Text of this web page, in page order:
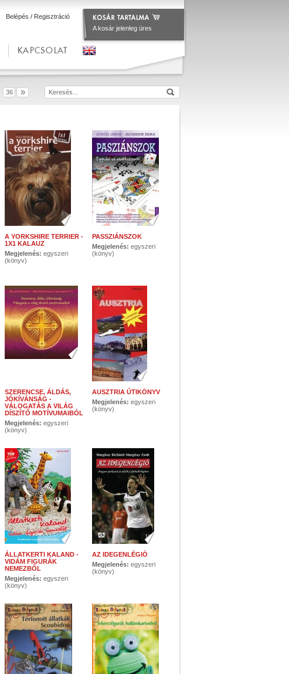
Belépés / Regisztráció
A kosár jelenleg üres
KAPCSOLAT
36 »
A YORKSHIRE TERRIER -
1X1 KALAUZ
Megjelenés: egyszeri
(könyv)
PASSZIÁNSZOK
Megjelenés: egyszeri
(könyv)
SZERENCSE, ÁLDÁS,
JÓKÍVÁNSÁG -
VÁLOGATÁS A VILÁG
DÍSZÍTŐ MOTÍVUMAIBÓL
Megjelenés: egyszeri
(könyv)
AUSZTRIA ÚTIKÖNYV
Megjelenés: egyszeri
(könyv)
ÁLLATKERTI KALAND -
VIDÁM FIGURÁK
NEMEZBŐL
Megjelenés: egyszeri
(könyv)
AZ IDEGENLÉGIÓ
Megjelenés: egyszeri
(könyv)